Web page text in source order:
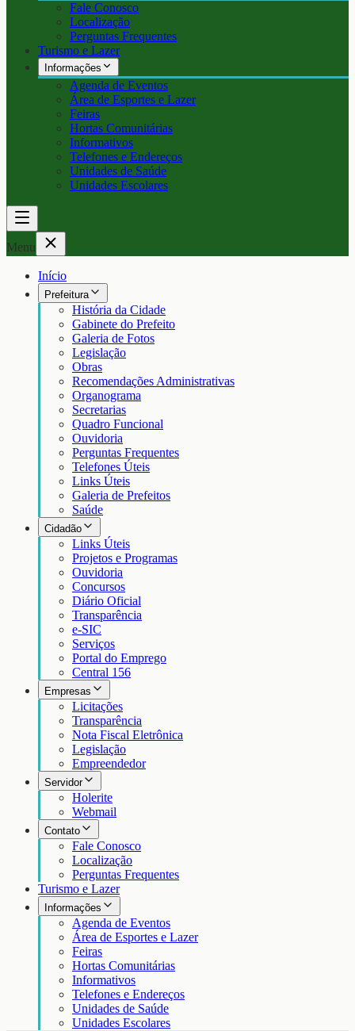
Fale Conosco
Localização
Perguntas Frequentes
Turismo e Lazer
Informações
Agenda de Eventos
Área de Esportes e Lazer
Feiras
Hortas Comunitárias
Informativos
Telefones e Endereços
Unidades de Saúde
Unidades Escolares
Menu
Início
Prefeitura
História da Cidade
Gabinete do Prefeito
Galeria de Fotos
Legislação
Obras
Recomendações Administrativas
Organograma
Secretarias
Quadro Funcional
Ouvidoria
Perguntas Frequentes
Telefones Úteis
Links Úteis
Galeria de Prefeitos
Saúde
Cidadão
Links Úteis
Projetos e Programas
Ouvidoria
Concursos
Diário Oficial
Transparência
e-SIC
Serviços
Portal do Emprego
Central 156
Empresas
Licitações
Transparência
Nota Fiscal Eletrônica
Legislação
Empreendedor
Servidor
Holerite
Webmail
Contato
Fale Conosco
Localização
Perguntas Frequentes
Turismo e Lazer
Informações
Agenda de Eventos
Área de Esportes e Lazer
Feiras
Hortas Comunitárias
Informativos
Telefones e Endereços
Unidades de Saúde
Unidades Escolares